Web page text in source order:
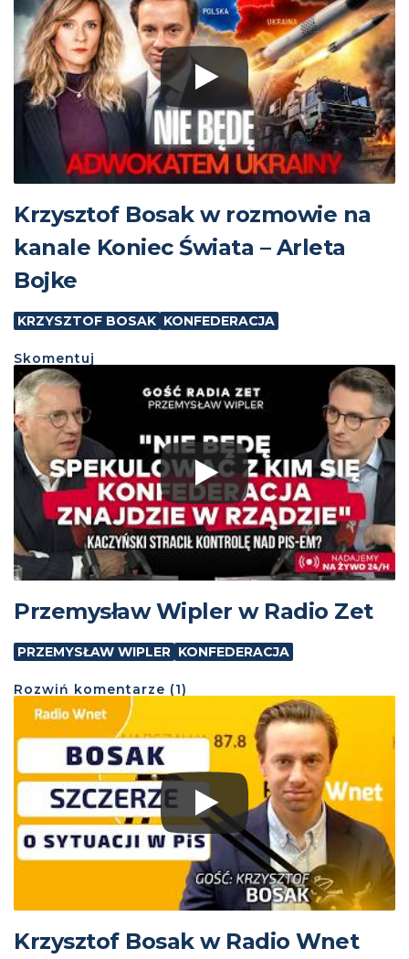
Krzysztof Bosak w rozmowie na
kanale Koniec Świata – Arleta
Bojke
KRZYSZTOF BOSAK KONFEDERACJA
Skomentuj
Przemysław Wipler w Radio Zet
PRZEMYSŁAW WIPLER KONFEDERACJA
Rozwiń komentarze (1)
Krzysztof Bosak w Radio Wnet